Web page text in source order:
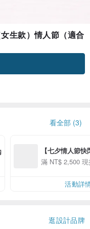
生款）情人節（適合
看全部 (3)
【七夕情人節
用 APP 購買任
00 現折 NT$100
滿 NT$ 2,500
活動詳
逛設計品牌